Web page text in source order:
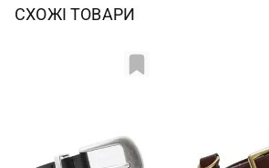
СХОЖІ ТОВАРИ